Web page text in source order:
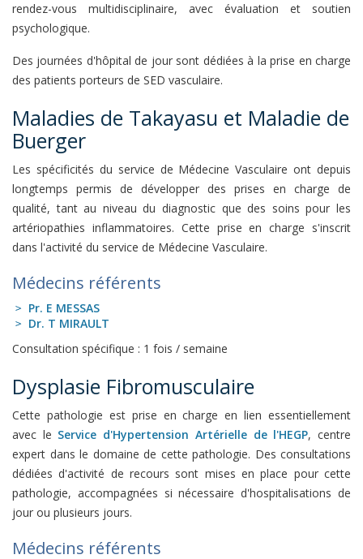
rendez-vous multidisciplinaire, avec évaluation et soutien
psychologique.
Des journées d'hôpital de jour sont dédiées à la prise en charge
des patients porteurs de SED vasculaire.
Maladies de Takayasu et Maladie de
Buerger
Les spécificités du service de Médecine Vasculaire ont depuis
longtemps permis de développer des prises en charge de
qualité, tant au niveau du diagnostic que des soins pour les
artériopathies inflammatoires. Cette prise en charge s'inscrit
dans l'activité du service de Médecine Vasculaire.
Médecins référents
Pr. E MESSAS
Dr. T MIRAULT
Consultation spécifique : 1 fois / semaine
Dysplasie Fibromusculaire
Cette pathologie est prise en charge en lien essentiellement
avec le Service d'Hypertension Artérielle de l'HEGP, centre
expert dans le domaine de cette pathologie. Des consultations
dédiées d'activité de recours sont mises en place pour cette
pathologie, accompagnées si nécessaire d'hospitalisations de
jour ou plusieurs jours.
Médecins référents